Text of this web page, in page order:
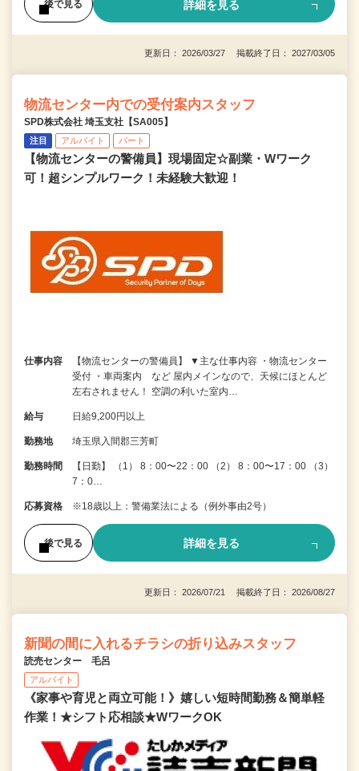
後で見る 詳細を見る
更新日： 2026/03/27 掲載終了日： 2027/03/05
物流センター内での受付案内スタッフ
SPD株式会社 埼玉支社【SA005】
注目 アルバイト パート
【物流センターの警備員】現場固定☆副業・Wワーク
可！超シンプルワーク！未経験大歓迎！
仕事内容
【物流センターの警備員】 ▼主な仕事内容 ・物流センター
受付 ・車両案内 など 屋内メインなので、天候にほとんど
左右されません！ 空調の利いた室内…
給与 日給9,200円以上
勤務地 埼玉県入間郡三芳町
勤務時間
【日勤】 （1） 8：00〜22：00 （2） 8：00〜17：00 （3）
7：0…
応募資格 ※18歳以上：警備業法による（例外事由2号）
後で見る 詳細を見る
更新日： 2026/07/21 掲載終了日： 2026/08/27
新聞の間に入れるチラシの折り込みスタッフ
読売センター 毛呂
アルバイト
《家事や育児と両立可能！》嬉しい短時間勤務＆簡単軽
作業！★シフト応相談★WワークOK